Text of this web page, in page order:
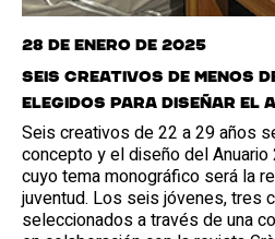
28 de enero de 2025
Seis creativos de menos
elegidos para diseñar el
Seis creativos de 22 a 29 años
concepto y el diseño del
cuyo tema monográfico será la
juventud. Los seis jóvenes, tres
seleccionados a través de una